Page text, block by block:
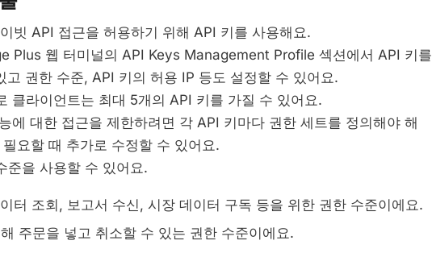
빗 API 접근을 허용하기 위해 API 키를 사용해요.
Plus 웹 터미널의 API Keys Management Profile 섹션에서 API 키를
고 권한 수준, API 키의 허용 IP 등도 설정할 수 있어요.
클라이언트는 최대 5개의 API 키를 가질 수 있어요.
에 대한 접근을 제한하려면 각 API 키마다 권한 세트를 정의해야 해
요할 때 추가로 수정할 수 있어요.
준을 사용할 수 있어요.
터 조회, 보고서 수신, 시장 데이터 구독 등을 위한 권한 수준이에요.
주문을 넣고 취소할 수 있는 권한 수준이에요.